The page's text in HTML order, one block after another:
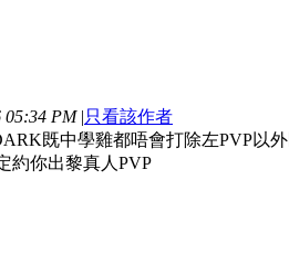
05:34 PM |只看該作者
既中學雞都唔會打除左PVP以
約你出黎真人PVP